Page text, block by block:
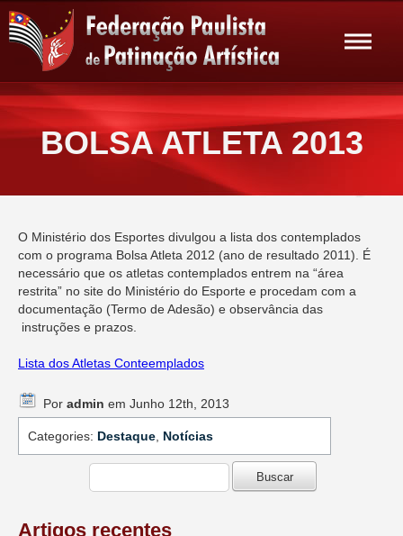
BOLSA ATLETA 2013
O Ministério dos Esportes divulgou a lista dos contemplados
com o programa Bolsa Atleta 2012 (ano de resultado 2011). É
necessário que os atletas contemplados entrem na “área
restrita” no site do Ministério do Esporte e procedam com a
documentação (Termo de Adesão) e observância das
instruções e prazos.
Lista dos Atletas Conteemplados
Por admin em Junho 12th, 2013
Categories: Destaque Notícias
Artigos recentes